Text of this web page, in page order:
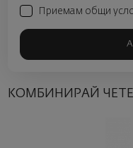
Приемам общи
КОМБИНИРАЙ